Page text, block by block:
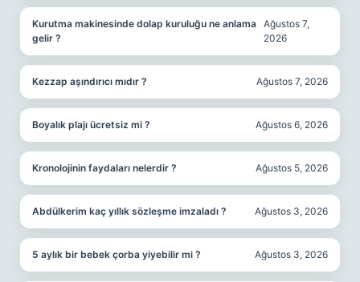
Kurutma makinesinde dolap kuruluğu ne anlama
gelir ?
Ağustos 7,
2026
Kezzap aşındırıcı mıdır ? Ağustos 7, 2026
Boyalık plajı ücretsiz mi ? Ağustos 6, 2026
Kronolojinin faydaları nelerdir ? Ağustos 5, 2026
Abdülkerim kaç yıllık sözleşme imzaladı ? Ağustos 3, 2026
5 aylık bir bebek çorba yiyebilir mi ? Ağustos 3, 2026